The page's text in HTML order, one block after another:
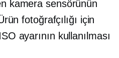
kamera sensörünün
fotoğrafçılığı için
ayarının kullanılması